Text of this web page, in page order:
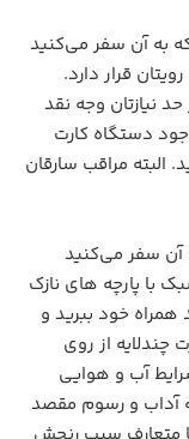
به آن سفر می‌کنید
قرار دارد.
نیازتان وجه نقد
دستگاه کارت
البته مراقب سارقان
آن سفر می‌کنید
با پارچه های نازک
خود ببرید و
از روی
آب و هوایی
آداب و رسوم مقصد